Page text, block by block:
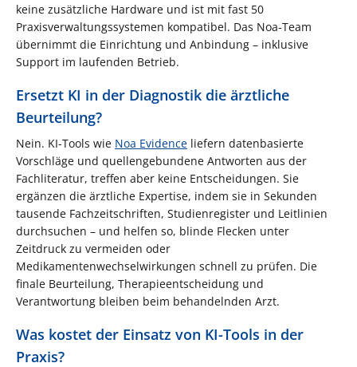
keine zusätzliche Hardware und ist mit fast 50
Praxisverwaltungssystemen kompatibel. Das Noa-Team
übernimmt die Einrichtung und Anbindung – inklusive
Support im laufenden Betrieb.
Ersetzt KI in der Diagnostik die ärztliche
Beurteilung?
Nein. KI-Tools wie Noa Evidence liefern datenbasierte
Vorschläge und quellengebundene Antworten aus der
Fachliteratur, treffen aber keine Entscheidungen. Sie
ergänzen die ärztliche Expertise, indem sie in Sekunden
tausende Fachzeitschriften, Studienregister und Leitlinien
durchsuchen – und helfen so, blinde Flecken unter
Zeitdruck zu vermeiden oder
Medikamentenwechselwirkungen schnell zu prüfen. Die
finale Beurteilung, Therapieentscheidung und
Verantwortung bleiben beim behandelnden Arzt.
Was kostet der Einsatz von KI-Tools in der
Praxis?